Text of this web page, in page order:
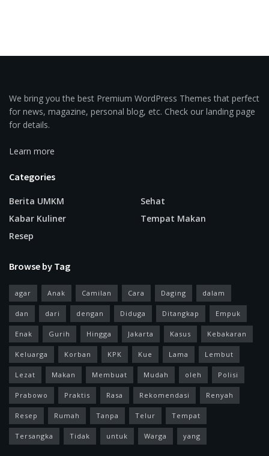
We bring you the best Premium WordPress Themes that perfect
for news, magazine, personal blog, etc. Check our landing page
for details.
Learn more
Categories
Berita UMKM
Kabar Kuliner
Resep
Sehat
Tempat Makan
Browse by Tag
agar Anak Camilan Cara Daging dalam
dan dari dengan Diduga Ditangkap Empuk
Enak Gurih Hingga Jakarta Kasus Kebakaran
Keluarga Korban KPK Kue Lama Lembut
Lezat Makan Membuat Mudah oleh Polisi
Prabowo Praktis Rasa Rekomendasi Renyah
Resep Rumah Tanpa Telur Tempat
Tersangka Tidak untuk Warga yang